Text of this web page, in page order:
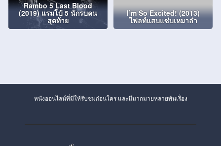
Rambo 5 Last Blood
(2019) แรมโบ้ 5 นักรบคน
สุดท้าย
I’m So Excited! (2013)
ไฟลท์แสบแซ่บเหมาลำ
หนังออนไลน์ที่มีให้รับชมก่อนใคร และมีมากมายหลายพันเรื่อง